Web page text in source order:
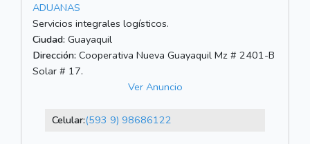
ADUANAS
Servicios integrales logísticos.
Ciudad: Guayaquil
Dirección: Cooperativa Nueva Guayaquil Mz # 2401-B
Solar # 17.
Ver Anuncio
Celular:(593 9) 98686122